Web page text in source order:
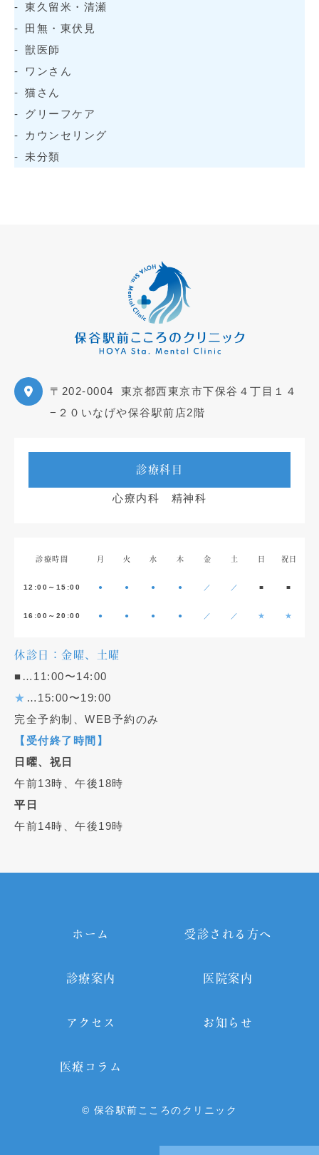
東久留米・清瀬
田無・東伏見
獣医師
ワンさん
猫さん
グリーフケア
カウンセリング
未分類
〒202-0004
東京都西東京市下保谷４丁目１４
−２０いなげや保谷駅前店2階
診療科目
心療内科 精神科
診療時間 月 火 水 木 金 土 日 祝日
12:00～15:00 ● ● ● ● ／ ／ ■ ■
16:00～20:00 ● ● ● ● ／ ／ ★ ★
休診日：金曜、土曜
■…11:00〜14:00
★ …15:00〜19:00
完全予約制、WEB予約のみ
【受付終了時間】
日曜、祝日
午前13時、午後18時
平日
午前14時、午後19時
ホーム 受診される方へ
診療案内 医院案内
アクセス お知らせ
医療コラム
© 保谷駅前こころのクリニック